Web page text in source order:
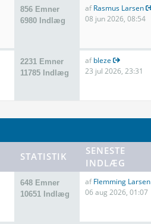
856 Emner
6980 Indlæg
afRasmus Larsen
08 jun 2026, 08:54
2231 Emner
11785 Indlæg
afbleze
23 jul 2026, 23:31
STATISTIK
SENESTE
INDLÆG
648 Emner
10651 Indlæg
afFlemming Larsen
06 aug 2026, 01:07